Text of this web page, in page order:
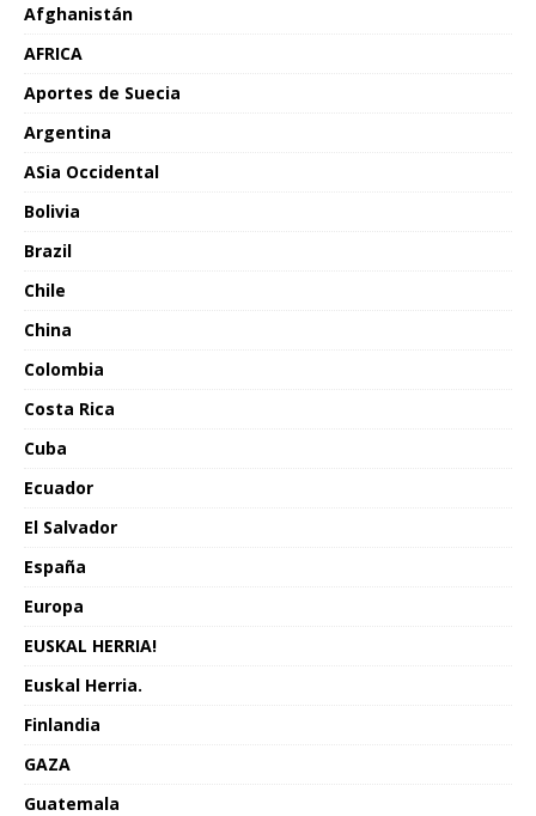
Afghanistán
AFRICA
Aportes de Suecia
Argentina
ASia Occidental
Bolivia
Brazil
Chile
China
Colombia
Costa Rica
Cuba
Ecuador
El Salvador
España
Europa
EUSKAL HERRIA!
Euskal Herria.
Finlandia
GAZA
Guatemala